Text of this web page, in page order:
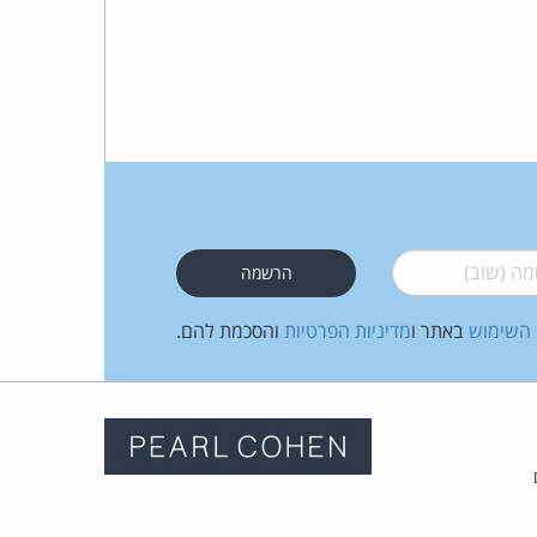
(שוב)*
השימוש באתר ומדיניות הפרטיות והסכמת להם.